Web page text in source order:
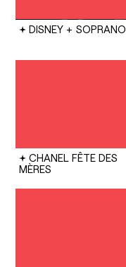
DISNEY + SOPRANO
CHANEL FÊTE DES
MÈRES